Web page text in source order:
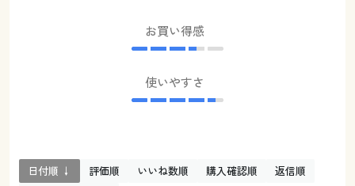
お買い得感
使いやすさ
日付順 ↓ 評価順 いいね数順 購入確認順
返信順